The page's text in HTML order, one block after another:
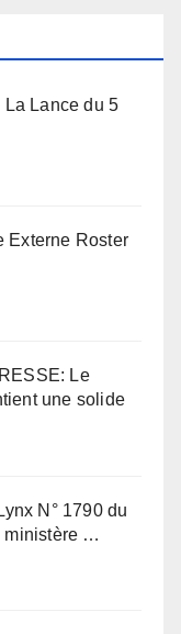
Lance du 5
Externe Roster
Le
une solide
N° 1790 du
ministère …